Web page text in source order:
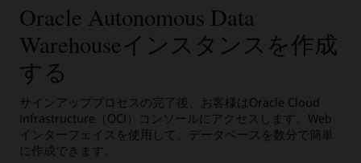
Oracle Autonomous Data
Warehouseインスタンスを作成
する
サインアッププロセスの完了後、お客様はOracle Cloud
Infrastructure（OCI）コンソールにアクセスします。Web
インターフェイスを使用して、データベースを数分で簡単
に作成できます。